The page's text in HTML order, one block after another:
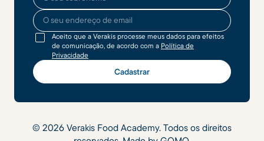
O seu endereço de email
Aceito que a Verakis processe meus dados para efeitos
de comunicação, de acordo com a Política de
Privacidade
© 2026 Verakis Food Academy. Todos os direitos